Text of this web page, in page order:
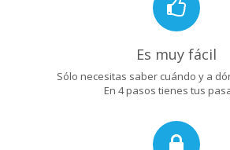
Es muy fácil
Sólo necesitas saber cuándo y a
En 4 pasos tienes tus